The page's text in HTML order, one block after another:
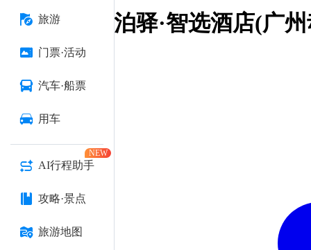
旅游
门票·活动
汽车·船票
用车
AI行程助手
NEW
攻略·景点
旅游地图
泊驿·智选酒店(广